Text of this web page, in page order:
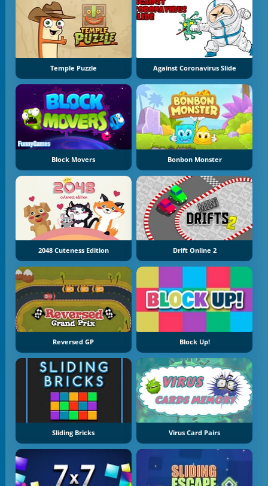
Temple Puzzle Against Coronavirus Slide
Block Movers Bonbon Monster
2048 Cuteness Edition Drift Online 2
Reversed GP Block Up!
Sliding Bricks Virus Card Pairs